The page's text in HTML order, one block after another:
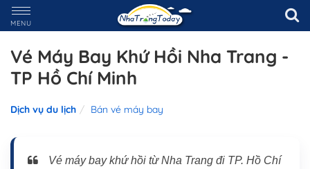
MENU
Vé Máy Bay Khứ Hồi Nha Trang -
TP Hồ Chí Minh
Dịch vụ du lịch Bán vé máy bay
Vé máy bay khứ hồi từ Nha Trang đi TP. Hồ Chí